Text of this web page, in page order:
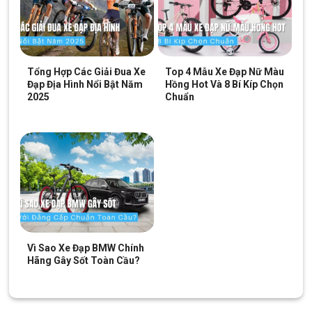
CỌC YÊN Hợp Kim Nhôm
YÊN Panther
TAY ĐỀ SHIMANO Tourney
Bộ chuyển đề sau/Rear
Derailleur
BỘ CỤM THẮNG
TAY THẮNG
BỘ LÍP
Tổng Hợp Các Giải Đua Xe
Đạp Địa Hình Nổi Bật Năm
2025
Top 4 Mẫu Xe Đạp Nữ Màu
Hồng Hot Và 8 Bí Kíp Chọn
Chuẩn
Vì Sao Xe Đạp BMW Chính
Hãng Gây Sốt Toàn Cầu?